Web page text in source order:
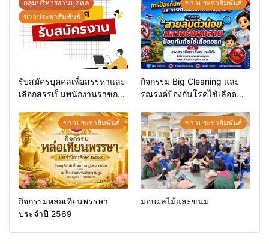
กลุ่มบริหารงานบุคคล
ข่าวประชาสัมพันธ์
รับสมัครบุคคลเพื่อสรรหาและ
เลือกสรรเป็นพนักงานราชการ
ข่าวประชาสัมพันธ์
กิจกรรม Big Cleaning และ
รณรงค์ป้องกันโรคไข้เลือด
ข่าวประชาสัมพันธ์
กิจกรรมหล่อเทียนพรรษา
ประจำปี 2569
ข่าวประชาสัมพันธ์
มอบผลไม้และขนม